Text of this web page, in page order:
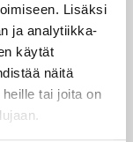
Lisäksi
ja analytiikka-
käytät
näitä
tai joita on